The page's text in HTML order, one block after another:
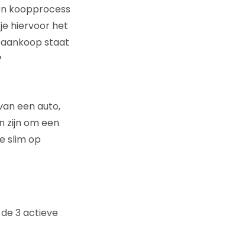
koopprocess
hiervoor het
staat
een auto,
zijn om een
slim op
3 actieve